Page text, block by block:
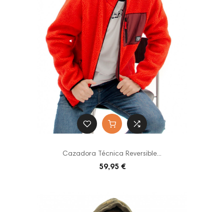
Cazadora Técnica Reversible...
59,95 €